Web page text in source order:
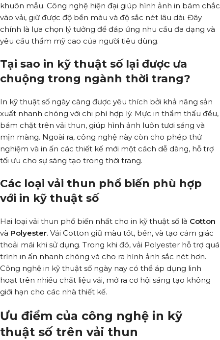
khuôn mẫu. Công nghệ hiện đại giúp hình ảnh in bám chắc
vào vải, giữ được độ bền màu và độ sắc nét lâu dài. Đây
chính là lựa chọn lý tưởng để đáp ứng nhu cầu đa dạng và
yêu cầu thẩm mỹ cao của người tiêu dùng.
Tại sao in kỹ thuật số lại được ưa
chuộng trong ngành thời trang?
In kỹ thuật số ngày càng được yêu thích bởi khả năng sản
xuất nhanh chóng với chi phí hợp lý. Mực in thẩm thấu đều,
bám chặt trên vải thun, giúp hình ảnh luôn tươi sáng và
mịn màng. Ngoài ra, công nghệ này còn cho phép thử
nghiệm và in ấn các thiết kế mới một cách dễ dàng, hỗ trợ
tối ưu cho sự sáng tạo trong thời trang.
Các loại vải thun phổ biến phù hợp
với in kỹ thuật số
Hai loại vải thun phổ biến nhất cho in kỹ thuật số là Cotton
và Polyester. Vải Cotton giữ màu tốt, bền, và tạo cảm giác
thoải mái khi sử dụng. Trong khi đó, vải Polyester hỗ trợ quá
trình in ấn nhanh chóng và cho ra hình ảnh sắc nét hơn.
Công nghệ in kỹ thuật số ngày nay có thể áp dụng linh
hoạt trên nhiều chất liệu vải, mở ra cơ hội sáng tạo không
giới hạn cho các nhà thiết kế.
Ưu điểm của công nghệ in kỹ
thuật số trên vải thun